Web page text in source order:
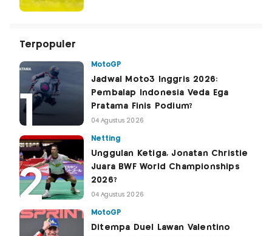
Terpopuler
MotoGP
Jadwal Moto3 Inggris 2026:
Pembalap Indonesia Veda Ega
Pratama Finis Podium?
04 Agustus 2026
Netting
Unggulan Ketiga, Jonatan Christie
Juara BWF World Championships
2026?
04 Agustus 2026
MotoGP
Ditempa Duel Lawan Valentino